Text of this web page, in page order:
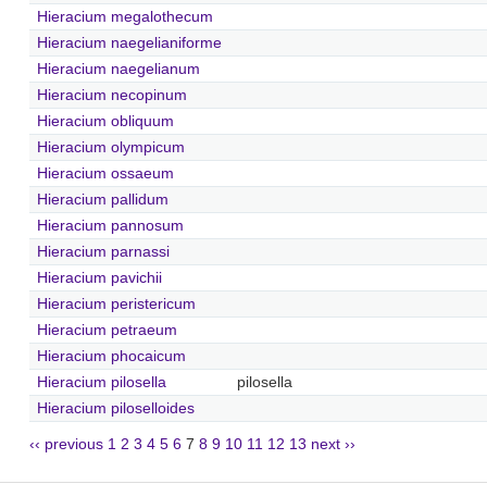
Hieracium megalothecum
Hieracium naegelianiforme
Hieracium naegelianum
Hieracium necopinum
Hieracium obliquum
Hieracium olympicum
Hieracium ossaeum
Hieracium pallidum
Hieracium pannosum
Hieracium parnassi
Hieracium pavichii
Hieracium peristericum
Hieracium petraeum
Hieracium phocaicum
Hieracium pilosella
pilosella
Hieracium piloselloides
‹‹ previous 1 2 3 4 5 6 7 8 9 10 11 12 13 next ››